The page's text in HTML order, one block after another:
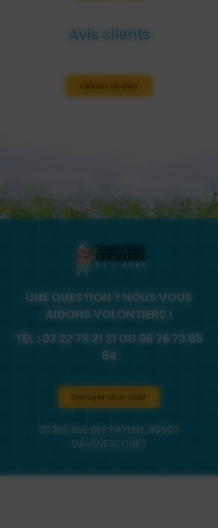
Avis clients
Laisser un avis
UNE QUESTION ? NOUS VOUS
AIDONS VOLONTIERS !
TÉL : 03 22 78 21 21 OU 06 76 73 85
84
Envoyer un e-mail
20 BIS, RUE DES PAYENS, 80500
DAVENESCOURT